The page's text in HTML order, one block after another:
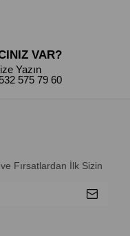
VAR?
Yazın
575 79 60
Fırsatlardan İlk Sizin